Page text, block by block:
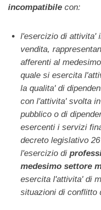
incompatibile con:
l'esercizio di attivita'
vendita,
afferenti al
quale si esercita
la qualita' di
con l'attivita' svolta
pubblico o di
esercenti i servizi
decreto legislativo
l'esercizio di
medesimo settore
esercita l'attivita' di
situazioni di conflitto